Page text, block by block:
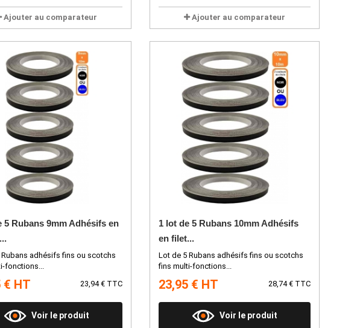
Ajouter au comparateur Ajouter au comparateur
5 Rubans 9mm Adhésifs en
adhésifs fins ou scotchs
fonctions...
€ HT 23,94 € TTC
Voir le produit
1 lot de 5 Rubans 10mm Adhésifs
en filet...
Lot de 5 Rubans adhésifs fins ou scotchs
fins multi-fonctions...
23,95 € HT 28,74 € TTC
Voir le produit